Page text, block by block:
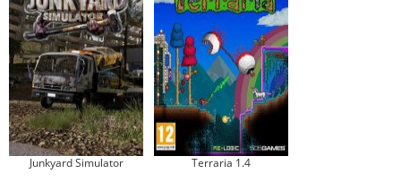
Junkyard Simulator Terraria 1.4